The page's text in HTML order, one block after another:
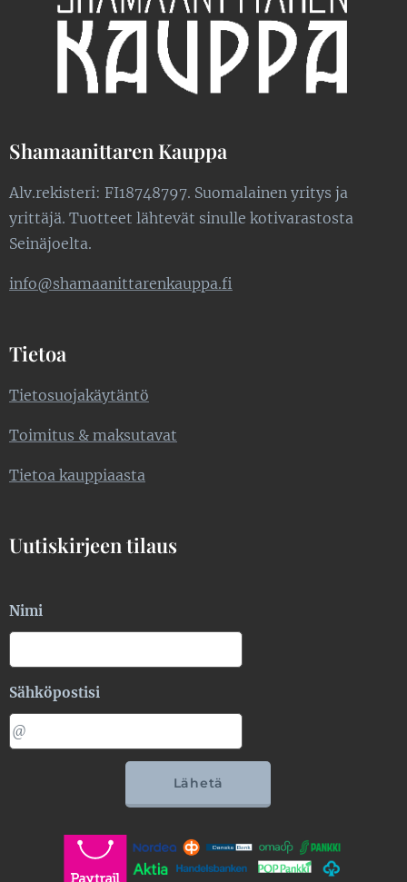
Shamaanittaren Kauppa
Alv.rekisteri: FI18748797. Suomalainen yritys ja
yrittäjä. Tuotteet lähtevät sinulle kotivarastosta
Seinäjoelta.
info@shamaanittarenkauppa.fi
Tietoa
Tietosuojakäytäntö
Toimitus & maksutavat
Tietoa kauppiaasta
Uutiskirjeen tilaus
Nimi
Sähköpostisi
Lähetä